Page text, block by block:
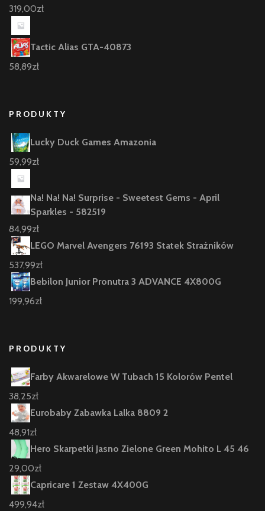
319,00zł
Tactic Alias GTA-40873
58,89zł
PRODUKTY
Lucky Duck Games Amazonia
59,99zł
Na! Na! Na! Surprise - Sweetest Gems - April
Sparkles - 582519
84,99zł
LEGO Marvel Avengers 76193 Statek Strażników
537,99zł
Bebilon Junior Pronutra 3 ADVANCE 4X800G
199,96zł
PRODUKTY
Farby Akwarelowe W Tubach 15 Kolorów Pentel
38,25zł
Eurobaby Zabawka Lalka 8809 2
48,91zł
Hero Skarpetki Jasno Zielone Green Mohito L 45 46
29,00zł
Capricare 1 Zestaw 4X400G
499,94zł